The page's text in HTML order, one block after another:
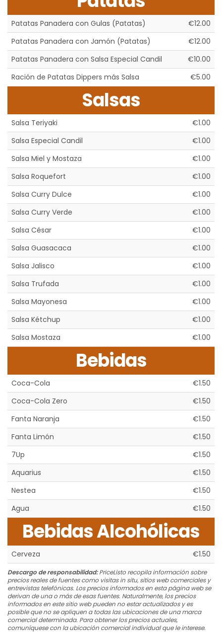
Patatas Panadera con Gulas (Patatas)
€12.00
Patatas Panadera con Jamón (Patatas)
€12.00
Patatas Panadera con Salsa Especial Candil
€10.00
Ración de Patatas Dippers más Salsa
€5.00
Salsas
Salsa Teriyaki
€1.00
Salsa Especial Candil
€1.00
Salsa Miel y Mostaza
€1.00
Salsa Roquefort
€1.00
Salsa Curry Dulce
€1.00
Salsa Curry Verde
€1.00
Salsa César
€1.00
Salsa Guasacaca
€1.00
Salsa Jalisco
€1.00
Salsa Trufada
€1.00
Salsa Mayonesa
€1.00
Salsa Kétchup
€1.00
Salsa Mostaza
€1.00
Bebidas
Coca-Cola
€1.50
Coca-Cola Zero
€1.50
Fanta Naranja
€1.50
Fanta Limón
€1.50
7Up
€1.50
Aquarius
€1.50
Nestea
€1.50
Agua
€1.50
Bebidas Alcohólicas
Cerveza €1.50
Descargo de responsabilidad:PriceListo recopila información sobre
precios reales de fuentes como visitas in situ, sitios web comerciales y
entrevistas telefónicas. Los precios informados en esta página web se
derivan de una o más de esas fuentes. Naturalmente, los precios
informados en este sitio web pueden no estar actualizados y es
posible que no se apliquen a todas las ubicaciones de una marca
comercial determinada. Para obtener los precios actuales,
comuníquese con la ubicación comercial individual que le interese.